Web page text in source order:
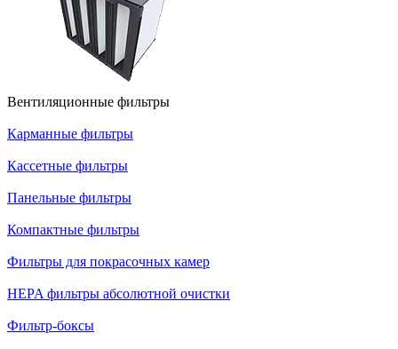
Вентиляционные фильтры
Карманные фильтры
Кассетные фильтры
Панельные фильтры
Компактные фильтры
Фильтры для покрасочных камер
HEPA фильтры абсолютной очистки
Фильтр-боксы